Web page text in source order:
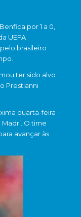
Benfica por 1 a 0,
UEFA
brasileiro
ter sido alvo
Prestianni
quarta-feira
Madri. O time
avançar às